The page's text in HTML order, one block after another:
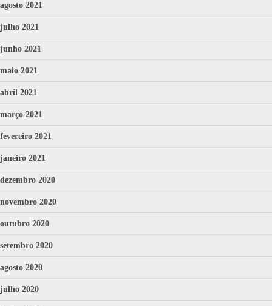
agosto 2021
julho 2021
junho 2021
maio 2021
abril 2021
março 2021
fevereiro 2021
janeiro 2021
dezembro 2020
novembro 2020
outubro 2020
setembro 2020
agosto 2020
julho 2020